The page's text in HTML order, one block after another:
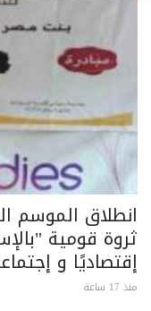
انطلاق الموسم
ثروة قومية
إقتصاديًا و
منذ 17 ساعة